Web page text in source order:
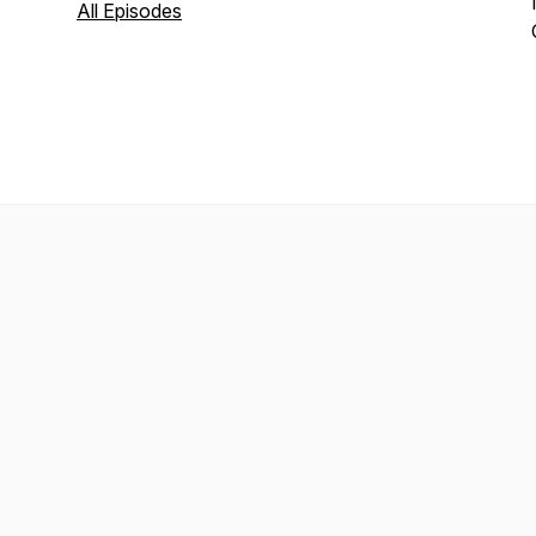
All Episodes